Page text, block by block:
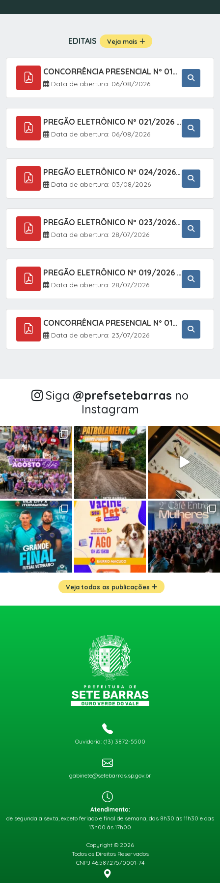
EDITAIS Veja mais
CONCORRÊNCIA PRESENCIAL Nº 019/2025 - PAVIMENTAÇÃO ASFÁLTICA EM TRECHO DA RUA 2 NO BAIRRO VILA SOARES NO MUNICÍPIO DE SETE BARRAS/SP.
Data de abertura: 06/08/2026
PREGÃO ELETRÔNICO Nº 021/2026 - AQUISIÇÃO DE CONTENTORES E CARRINHOS, DESTINADOS A COLETIVA E MANEJO DE RESÍDUOS SÓLIDOS, ATRAVÉS DO SISTEMA DE REGISTRO DE PREÇOS (SRP)
Data de abertura: 06/08/2026
PREGÃO ELETRÔNICO Nº 024/2026 - AQUISIÇÃO DE GÁS MEDICINAL TIPO OXIGÊNIO (1,00 M3, 3,00 M3 E 10,00 M3), EM ATENDIMENTO À SECRETARIA MUNICIPAL DE SAÚDE, ATRAVÉS DO SISTEMA DE REGISTRO DE PREÇOS (SRP)
Data de abertura: 03/08/2026
PREGÃO ELETRÔNICO Nº 023/2026 - AQUISIÇÃO DE ENXOVAL INFANTIL, EM ATENDIMENTO À SECRETARIA MUNICIPAL DE EDUCAÇÃO, ATRAVÉS DO SISTEMA DE REGISTRO DE PREÇOS (SRP).
Data de abertura: 28/07/2026
PREGÃO ELETRÔNICO Nº 019/2026 - CONTRATAÇÃO DE EMPRESA ESPECIALIZADA PARA A PRESTAÇÃO DE SERVIÇOS VETERINÁRIOS CLÍNICOS E CIRÚRGICOS, COM FOCO EM AÇÕES DE SAÚDE PÚBLICA, BEM-ESTAR ANIMAL E CONTROLE POPULACIONAL ÉTICO DE CÃES E GATOS, EM ATENDIMENTO À
Data de abertura: 28/07/2026
CONCORRÊNCIA PRESENCIAL Nº 018/2026 - PAVIMENTAÇÃO ASFÁLTICA NO BAIRRO VOTUPOCA ? ESTRADA DA RAPOSA, NO MUNICÍPIO DE SETE BARRAS/SP
Data de abertura: 23/07/2026
Siga @‌prefsetebarras no
Instagram
Veja todos as publicações
Ouvidoria: (13) 3872-5500
gabinete@setebarras.sp.gov.br
Atendimento:
de segunda a sexta, exceto feriado e final de semana, das 8h30 às 11h30 e das
13h00 às 17h00
Copyright © 2026
Todos os Direitos Reservados
CNPJ 46.587.275/0001-74